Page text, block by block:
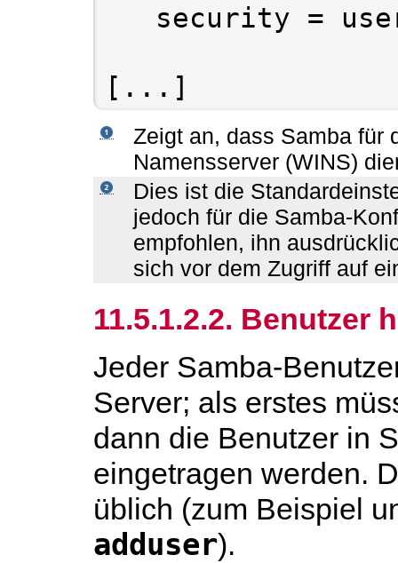
security =
Zeigt an, dass Samba für
Namensserver (WINS)
Dies ist die
jedoch für die Samba-
empfohlen, ihn
sich vor dem Zugriff auf
11.5.1.2.2. Benutzer
Jeder Samba-
Server; als erstes
dann die Benutzer in
eingetragen werden.
üblich (zum Beispiel
adduser).